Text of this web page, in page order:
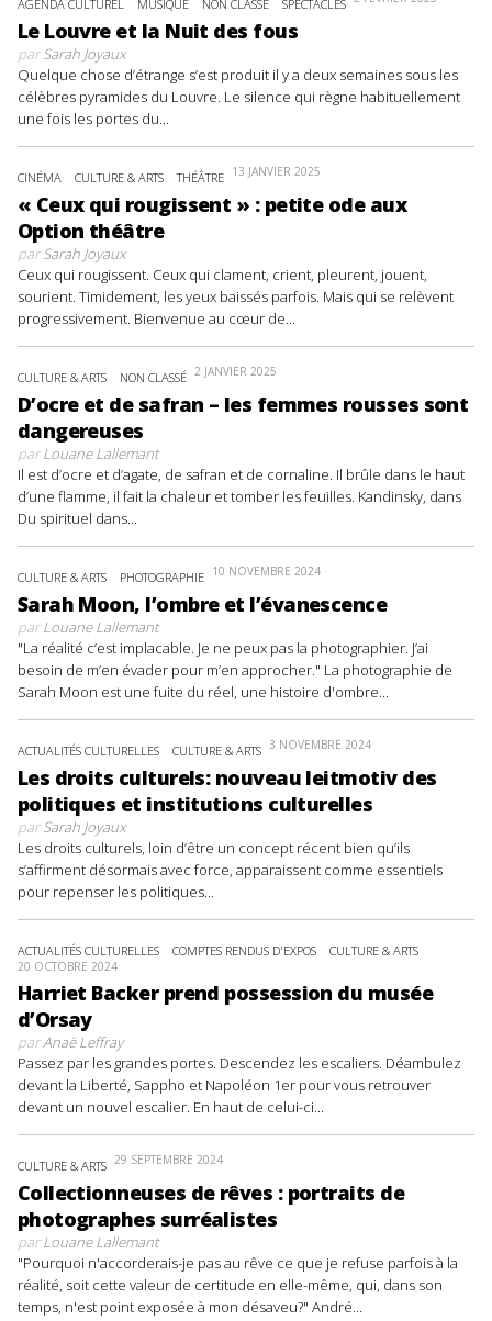
AGENDA CULTUREL MUSIQUE NON CLASSÉ SPECTACLES
Le Louvre et la Nuit des fous
parSarah Joyaux
Quelque chose d’étrange s’est produit il y a deux semaines sous les
célèbres pyramides du Louvre. Le silence qui règne habituellement
une fois les portes du...
CINÉMA CULTURE & ARTS THÉÂTRE 13 JANVIER 2025
« Ceux qui rougissent » : petite ode aux
Option théâtre
parSarah Joyaux
Ceux qui rougissent. Ceux qui clament, crient, pleurent, jouent,
sourient. Timidement, les yeux baissés parfois. Mais qui se relèvent
progressivement. Bienvenue au cœur de...
CULTURE & ARTS NON CLASSÉ 2 JANVIER 2025
D’ocre et de safran – les femmes rousses sont
dangereuses
parLouane Lallemant
Il est d’ocre et d’agate, de safran et de cornaline. Il brûle dans le haut
d’une flamme, il fait la chaleur et tomber les feuilles. Kandinsky, dans
Du spirituel dans...
CULTURE & ARTS PHOTOGRAPHIE 10 NOVEMBRE 2024
Sarah Moon, l’ombre et l’évanescence
parLouane Lallemant
"La réalité c’est implacable. Je ne peux pas la photographier. J’ai
besoin de m’en évader pour m’en approcher." La photographie de
Sarah Moon est une fuite du réel, une histoire d'ombre...
ACTUALITÉS CULTURELLES CULTURE & ARTS 3 NOVEMBRE 2024
Les droits culturels: nouveau leitmotiv des
politiques et institutions culturelles
parSarah Joyaux
Les droits culturels, loin d’être un concept récent bien qu’ils
s’affirment désormais avec force, apparaissent comme essentiels
pour repenser les politiques...
ACTUALITÉS CULTURELLES COMPTES RENDUS D'EXPOS CULTURE & ARTS
20 OCTOBRE 2024
Harriet Backer prend possession du musée
d’Orsay
parAnaë Leffray
Passez par les grandes portes. Descendez les escaliers. Déambulez
devant la Liberté, Sappho et Napoléon 1er pour vous retrouver
devant un nouvel escalier. En haut de celui-ci...
CULTURE & ARTS 29 SEPTEMBRE 2024
Collectionneuses de rêves : portraits de
photographes surréalistes
parLouane Lallemant
"Pourquoi n'accorderais-je pas au rêve ce que je refuse parfois à la
réalité, soit cette valeur de certitude en elle-même, qui, dans son
temps, n'est point exposée à mon désaveu?" André...